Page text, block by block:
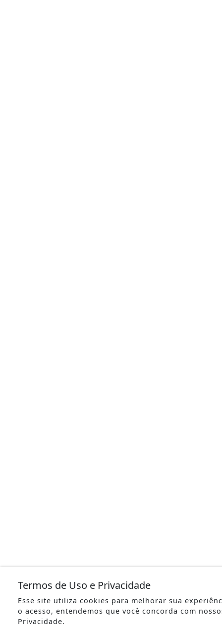
Termos de Uso e Privacidade
Esse site utiliza cookies para melhorar sua
o acesso, entendemos que você concorda com
Privacidade.